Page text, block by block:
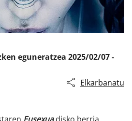
eguneratzea 2025/02/07 -
Elkarbanatu